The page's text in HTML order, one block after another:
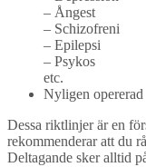
– Ångest
– Schizofreni
– Epilepsi
– Psykos
etc.
Nyligen opererad
Dessa riktlinjer är en
rekommenderar att du
Deltagande sker alltid